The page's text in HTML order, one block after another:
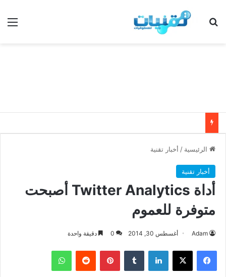
بحث عن
الرئيسية / أخبار تقنية
أخبار تقنية
أداة Twitter Analytics أصبحت
متوفرة للعموم
Adam أغسطس 30, 2014 0 دقيقة واحدة
فيسبوك ‫X لينكدإن بينتيريست واتساب